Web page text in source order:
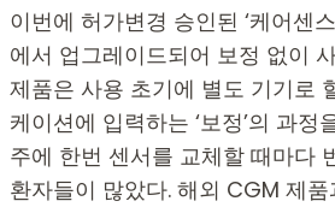
이번에 허가변경 승인된 ‘케어센
에서 업그레이드되어 보정 없이
제품은 사용 초기에 별도 기기로
케이션에 입력하는 ‘보정’의 과정
주에 한번 센서를 교체할 때마다
환자들이 많았다. 해외 CGM 제품